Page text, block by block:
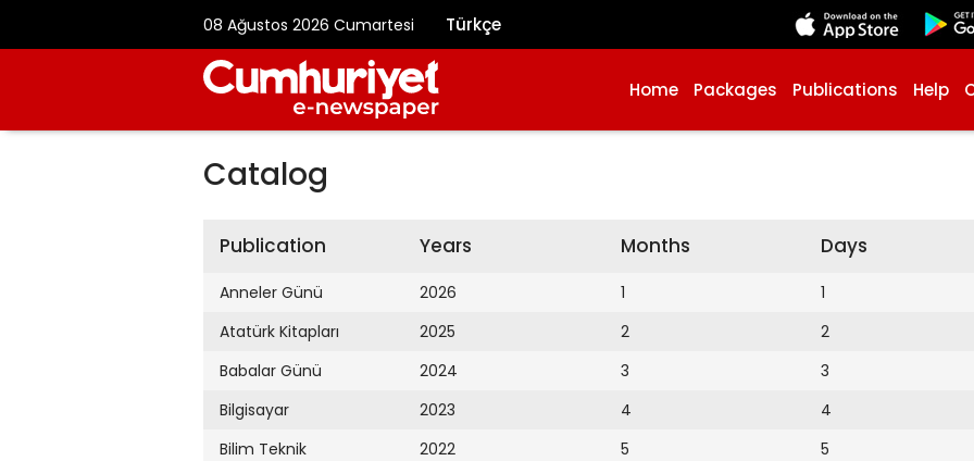
08 Ağustos 2026 Cumartesi Türkçe
Home Packages Publications Help
Catalog
Publication
Anneler Günü
Atatürk Kitapları
Babalar Günü
Bilgisayar
Bilim Teknik
Years
2026
2025
2024
2023
2022
Months
1
2
3
4
5
Days
1
2
3
4
5